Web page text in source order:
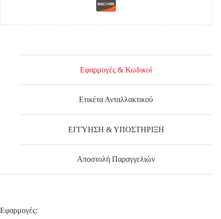
Εφαρμογές & Κωδικοί
Ετικέτα Ανταλλακτικού
ΕΓΓΥΗΣΗ & ΥΠΟΣΤΗΡΙΞΗ
Αποστολή Παραγγελιών
Εφαρμογές: